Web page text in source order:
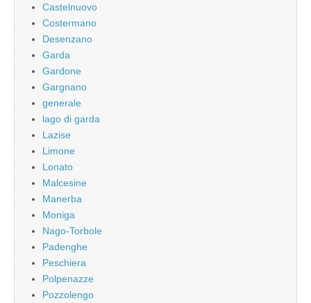
Castelnuovo
Costermano
Desenzano
Garda
Gardone
Gargnano
generale
lago di garda
Lazise
Limone
Lonato
Malcesine
Manerba
Moniga
Nago-Torbole
Padenghe
Peschiera
Polpenazze
Pozzolengo